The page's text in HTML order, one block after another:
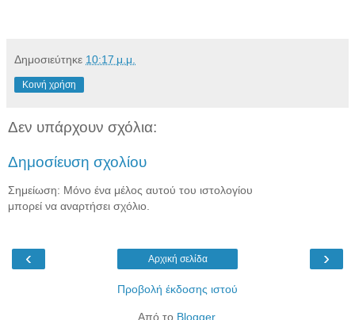
Δημοσιεύτηκε 10:17 μ.μ.
Κοινή χρήση
Δεν υπάρχουν σχόλια:
Δημοσίευση σχολίου
Σημείωση: Μόνο ένα μέλος αυτού του ιστολογίου
μπορεί να αναρτήσει σχόλιο.
‹ ›
Αρχική σελίδα
Προβολή έκδοσης ιστού
Από το Blogger.